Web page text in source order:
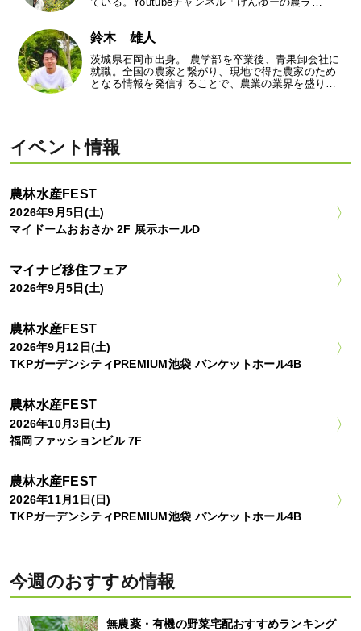
鈴木 雄人
茨城県石岡市出身。 農学部を卒業後、青果卸会社に
就職。全国の農家と繋がり、現地で得た農家のため
となる情報を発信することで、農業の業界を盛り…
イベント情報
農林水産FEST
2026年9月5日(土)
マイドームおおさか 2F 展示ホールD
マイナビ移住フェア
2026年9月5日(土)
農林水産FEST
2026年9月12日(土)
TKPガーデンシティPREMIUM池袋 バンケットホール4B
農林水産FEST
2026年10月3日(土)
福岡ファッションビル 7F
農林水産FEST
2026年11月1日(日)
TKPガーデンシティPREMIUM池袋 バンケットホール4B
今週のおすすめ情報
無農薬・有機の野菜宅配おすすめランキング